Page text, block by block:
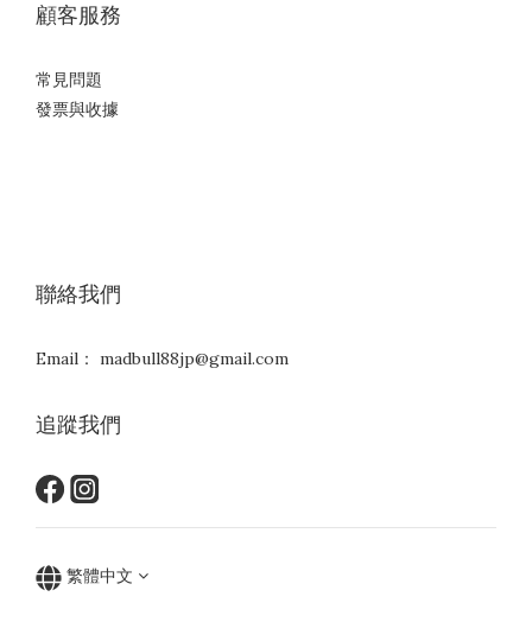
顧客服務
常見問題
發票與收據
聯絡我們
Email： madbull88jp@gmail.com
追蹤我們
繁體中文